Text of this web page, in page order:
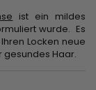
ist ein mildes
wurde. Es
Locken neue
gesundes Haar.